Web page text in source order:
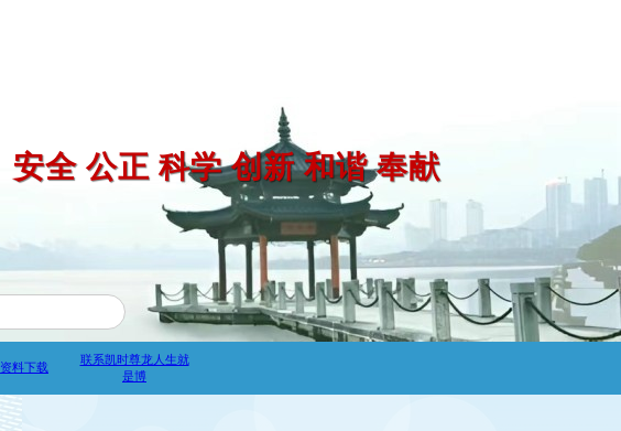
安全 公正 科学 创新 和谐 奉献
资料下载
联系凯时尊龙人生就
是博